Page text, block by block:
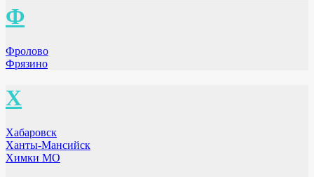
Ф
Фролово
Фрязино
Х
Хабаровск
Ханты-Мансийск
Химки МО